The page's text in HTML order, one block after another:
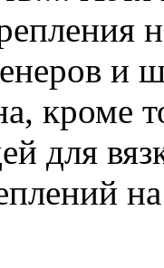
и
кроме
для